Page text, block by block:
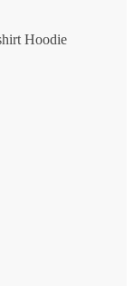
Hoodie